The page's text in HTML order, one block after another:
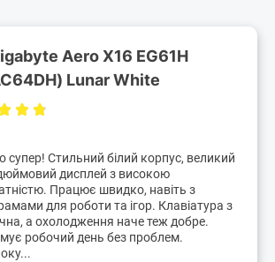
Aero X16 EG61H
Lunar White
супер! Стильний білий корпус, великий
дисплей з високою
Працює швидко, навіть з
для роботи та ігор. Клавіатура з
а охолодження наче теж добре.
робочий день без проблем.